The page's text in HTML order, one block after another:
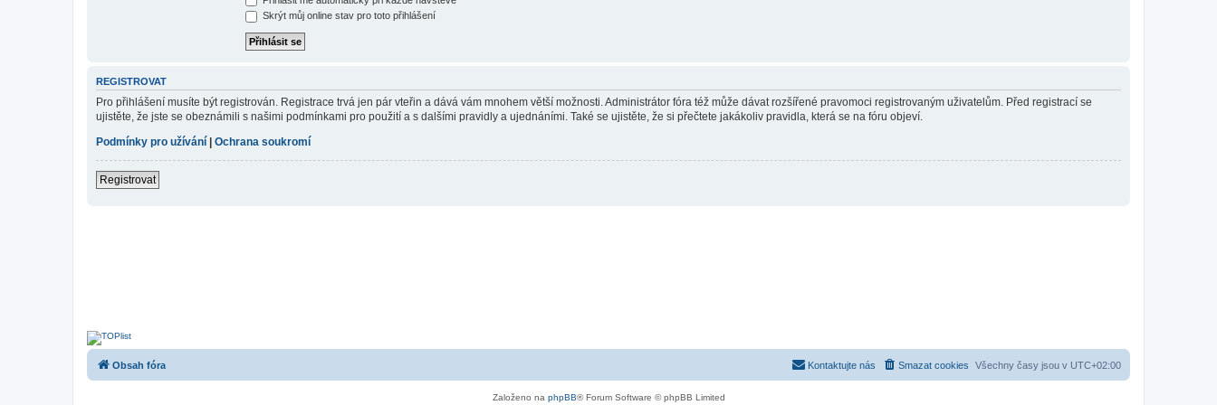
Skrýt můj online stav pro toto přihlášení
REGISTROVAT
Pro přihlášení musíte být registrován. Registrace trvá jen pár vteřin a dává vám mnohem větší možnosti. Administrátor fóra též může dávat rozšířené pravomoci registrovaným uživatelům. Před registrací se
ujistěte, že jste se obeznámili s našimi podmínkami pro použití a s dalšími pravidly a ujednáními. Také se ujistěte, že si přečtete jakákoliv pravidla, která se na fóru objeví.
Podmínky pro užívání
Ochrana soukromí
Registrovat
Obsah fóra Všechny časy jsou v UTC+02:00
Smazat cookies
Kontaktujte nás
Založeno na phpBB® Forum Software © phpBB Limited